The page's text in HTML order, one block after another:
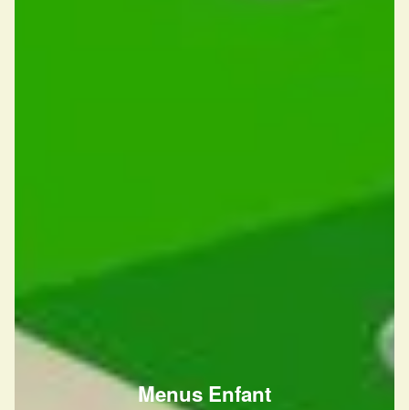
Menus Enfant